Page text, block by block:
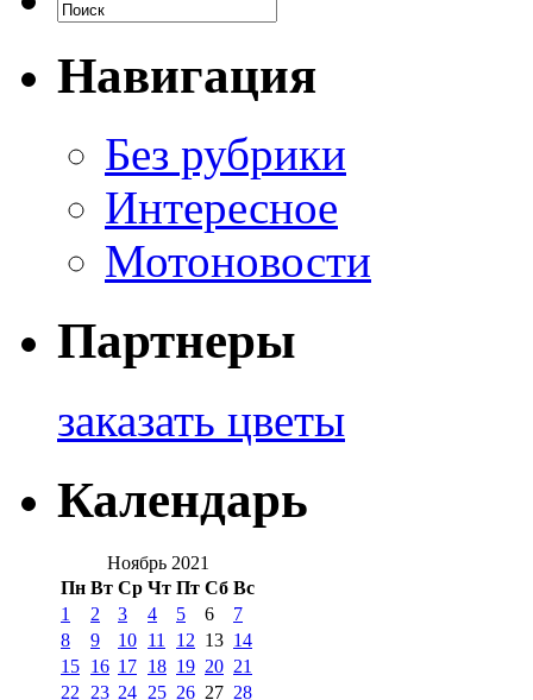
Навигация
Без рубрики
Интересное
Мотоновости
Партнеры
заказать цветы
Календарь
Ноябрь 2021
Пн Вт Ср Чт Пт Сб Вс
1 2 3 4 5 6
7
8
9 10 11 12 13 14
15 16 17 18 19 20 21
22
23 24 25 26 27 28